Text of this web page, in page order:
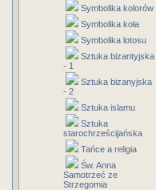
Symbolika kolorów
Symbolika koła
Symbolika lotosu
Sztuka bizantyjska
- 1
Sztuka bizanyjska
- 2
Sztuka islamu
Sztuka
starochrześcijańska
Tańce a religia
Św. Anna
Samotrzeć ze
Strzegomia